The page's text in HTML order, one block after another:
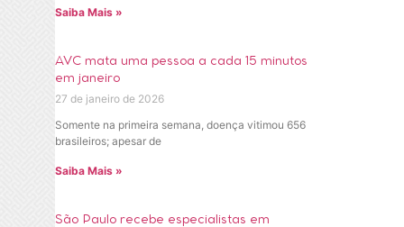
Saiba Mais »
AVC mata uma pessoa a cada 15 minutos
em janeiro
27 de janeiro de 2026
Somente na primeira semana, doença vitimou 656
brasileiros; apesar de
Saiba Mais »
São Paulo recebe especialistas em